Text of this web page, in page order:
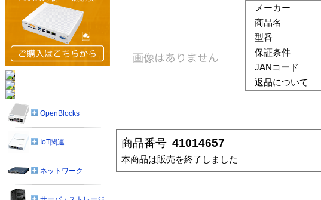
メーカー
商品名
型番
保証条件
JANコード
返品について
商品番号 41014657
本商品は販売を終了しました
OpenBlocks
IoT関連
ネットワーク